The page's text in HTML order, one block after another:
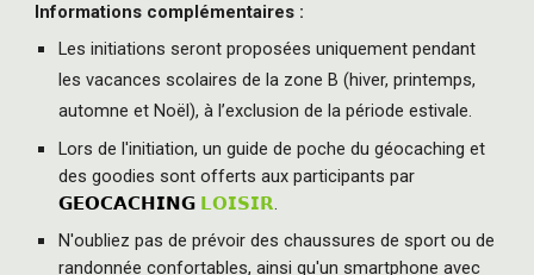
Informations complémentaires :
Les initiations seront proposées uniquement pendant
les vacances scolaires de la zone B (hiver, printemps,
automne et Noël), à l’exclusion de la période estivale.
Lors de l'initiation, un guide de poche du géocaching et
des goodies sont offerts aux participants par
𝗚𝗘𝗢𝗖𝗔𝗖𝗛𝗜𝗡𝗚 𝗟𝗢𝗜𝗦𝗜𝗥.
N'oubliez pas de prévoir des chaussures de sport ou de
randonnée confortables, ainsi qu'un smartphone avec